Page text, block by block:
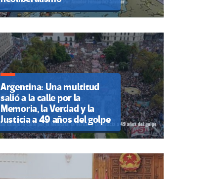
Argentina: Una multitud
salió a la calle por la
Memoria, la Verdad y la
Justicia a 49 años del golpe